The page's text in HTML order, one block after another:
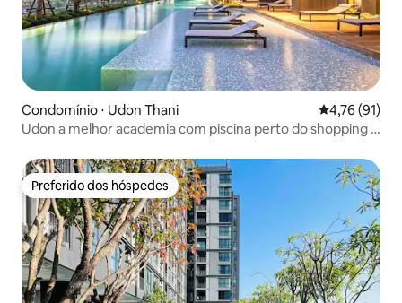
Condomínio ⋅ Udon Thani 4,76 de uma
4,76 (91)
Udon a melhor academia com piscina perto do shopping 1
Preferido dos hóspedes
Preferido dos hóspedes